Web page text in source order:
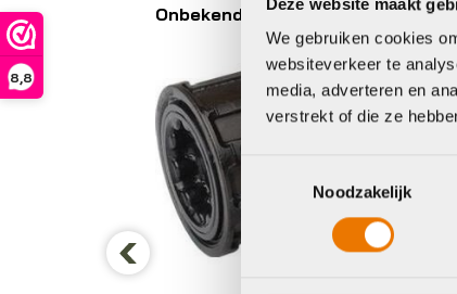
We gebruiken cookies
websiteverkeer te
media, adverteren en
verstrekt of die ze
Noodzakelijk
8,8
Onbekend